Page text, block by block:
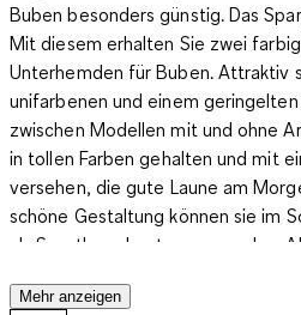
Buben besonders günstig. Das
Mit diesem erhalten Sie zwei
Unterhemden für Buben. Attraktiv
unifarbenen und einem
zwischen Modellen mit und ohne
in tollen Farben gehalten und mit
versehen, die gute Laune am
schöne Gestaltung können sie im
als Sporthemd getragen werden.
hautfreundlich und atmungsaktiv
Mehr anzeigen